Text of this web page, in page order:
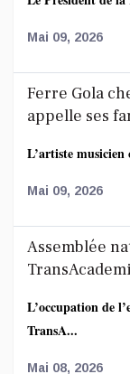
Mai 09, 2026
Ferre Gola
appelle ses
L’artiste musicien
Mai 09, 2026
Assemblée
L’occupation de
TransA...
Mai 08, 2026